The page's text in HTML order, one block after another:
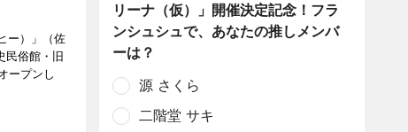
ー）」（佐
民俗館・旧
ープンし
リーナ（仮）」開催決定記念！フラ
ンシュシュで、あなたの推しメンバ
ーは？
源 さくら
二階堂 サキ